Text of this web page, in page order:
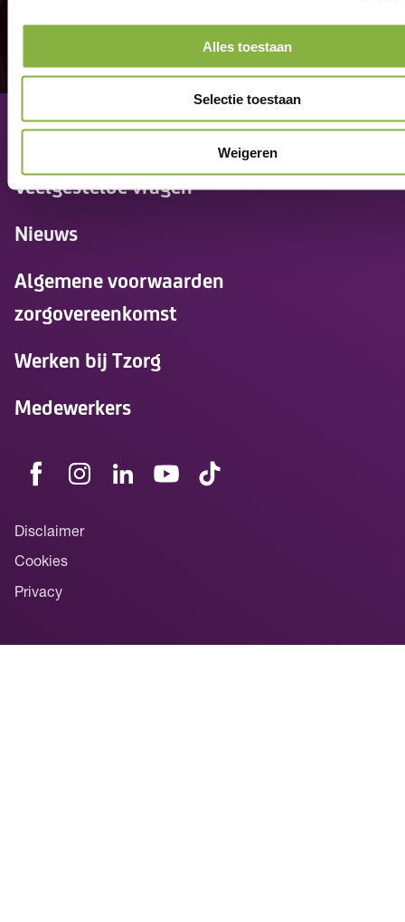
Alles toestaan
Selectie toestaan
Weigeren
Contact
Veelgestelde vragen
Nieuws
Algemene voorwaarden
zorgovereenkomst
Werken bij Tzorg
Medewerkers
Disclaimer
Cookies
Privacy